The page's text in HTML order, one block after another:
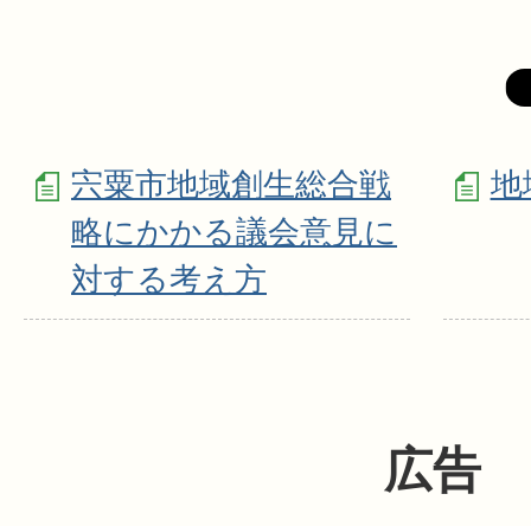
宍粟市地域創生総合戦
略にかかる議会意見に
対する考え方
地
広告